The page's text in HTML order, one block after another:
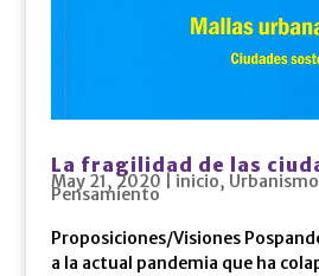
La fragilidad de las
May 21, 2020 inicio,
Pensamiento
Proposiciones/Visiones
a la actual pandemia que ha